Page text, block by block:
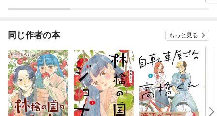
～
同じ作者の本 もっと見る